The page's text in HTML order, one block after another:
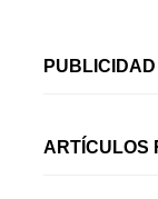
PUBLICIDAD
ARTÍCULOS